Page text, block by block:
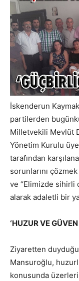
İskenderun
partilerden
Milletvekili Mevlüt
Yönetim Kurulu
tarafından
sorunlarını
ve “Elimizde sihirli
alarak adaletli bir
‘HUZUR VE
Ziyaretten
Mansuroğlu,
konusunda